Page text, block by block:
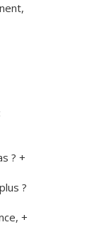
? +
?
+